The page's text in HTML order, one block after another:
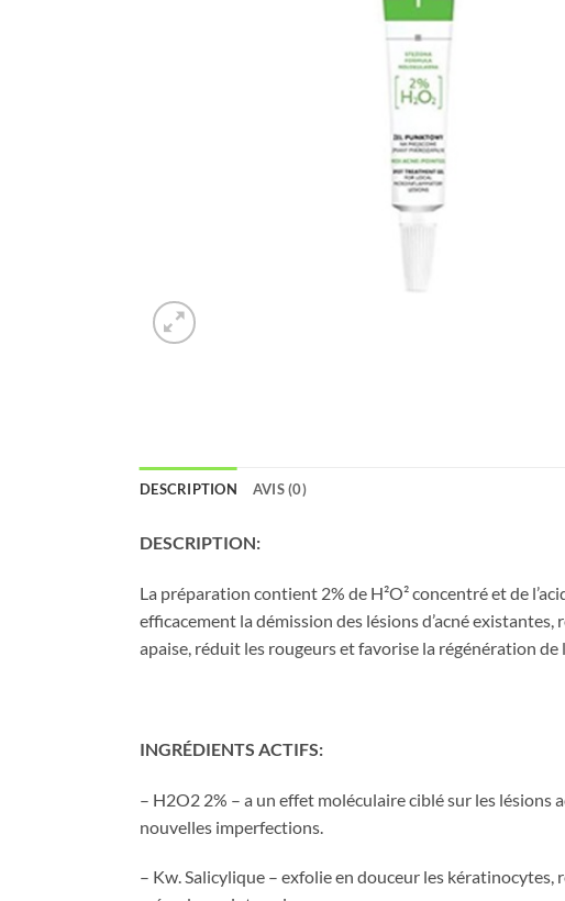
DESCRIPTION AVIS (0)
DESCRIPTION:
La préparation contient 2% de H²O² concentré et de
efficacement la démission des lésions d’acné
apaise, réduit les rougeurs et favorise la régénération de
INGRÉDIENTS ACTIFS:
– H2O2 2% – a un effet moléculaire ciblé sur les
nouvelles imperfections.
– Kw. Salicylique – exfolie en douceur les